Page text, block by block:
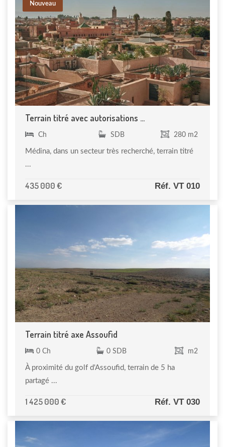
Nouveau
Terrain titré avec autorisations ...
Ch SDB 280 m2
Médina, dans un secteur très recherché, terrain titré
...
435 000 € Réf. VT 010
Terrain titré axe Assoufid
0 Ch 0 SDB m2
À proximité du golf d'Assoufid, terrain de 5 ha
partagé ...
1 425 000 € Réf. VT 030